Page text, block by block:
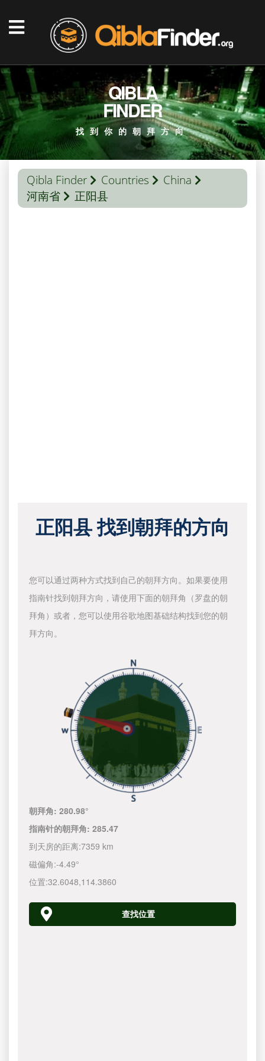
QIBLA
FINDER
找到你的朝拜方向
Qibla Finder Countries
China
河南省
正阳县
正阳县 找到朝拜的方向
您可以通过两种方式找到自己的朝拜方向。如果要使用
指南针找到朝拜方向，请使用下面的朝拜角（罗盘的朝
拜角）或者，您可以使用谷歌地图基础结构找到您的朝
拜方向。
朝拜角:280.98°
指南针的朝拜角:285.47
到天房的距离:7359 km
磁偏角:-4.49°
位置:32.6048,114.3860
查找位置